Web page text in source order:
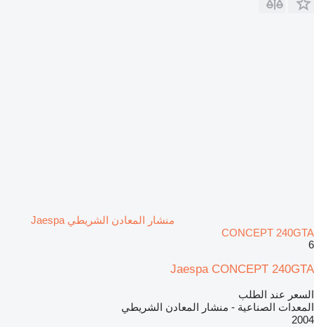
منشار المعادن الشريطي Jaespa
CONCEPT 240GTA
6
Jaespa CONCEPT 240GTA
السعر عند الطلب
المعدات الصناعية - منشار المعادن الشريطي
2004